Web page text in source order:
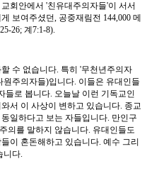
회안에서 '친유대주의자들'이 서서
보여주셨던, 공중재림전 144,000 메
26; 계7:1-8).
수 없습니다. 특히 '무천년주의자
주의자들)입니다. 이들은 유대인들
들로 봅니다. 오늘날 이런 기독교인
서 이 사상이 변하고 있습니다. 종교
일하다고 보는 자들입니다. 만인구
의를 말하지 않습니다. 유대인들도
이 혼돈해하고 있습니다. 예수 그리
니다.